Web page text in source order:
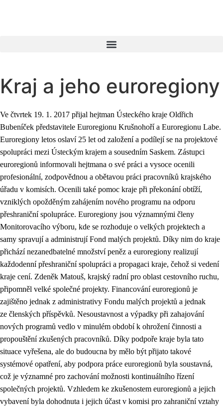
Kraj a jeho euroregiony
Ve čtvrtek 19. 1. 2017 přijal hejtman Ústeckého kraje Oldřich
Bubeníček představitele Euroregionu Krušnohoří a Euroregionu Labe.
Euroregiony letos oslaví 25 let od založení a podílejí se na projektové
spolupráci mezi Ústeckým krajem a sousedním Saskem. Zástupci
euroregionů informovali hejtmana o své práci a vysoce ocenili
profesionální, zodpovědnou a obětavou práci pracovníků krajského
úřadu v komisích. Ocenili také pomoc kraje při překonání obtíží,
vzniklých opožděným zahájením nového programu na odporu
přeshraniční spolupráce. Euroregiony jsou významnými členy
Monitorovacího výboru, kde se rozhoduje o velkých projektech a
samy spravují a administrují Fond malých projektů. Díky nim do kraje
přichází nezanedbatelné množství peněz a euroregiony realizují
každodenní přeshraniční spolupráci a propagaci kraje, čehož si vedení
kraje cení. Zdeněk Matouš, krajský radní pro oblast cestovního ruchu,
připomněl velké společné projekty. Financování euroregionů je
zajištěno jednak z administrativy Fondu malých projektů a jednak
ze členských příspěvků. Nesoustavnost a výpadky při zahajování
nových programů vedlo v minulém období k ohrožení činnosti a
propouštění zkušených pracovníků. Díky podpoře kraje byla tato
situace vyřešena, ale do budoucna by mělo být přijato takové
systémové opatření, aby podpora práce euroregionů byla soustavná,
což je významné pro zachování možnosti kontinuálního řízení
společných projektů. Vzhledem ke zkušenostem euroregionů a jejich
vybavení byla dohodnuta i jejich účast v komisi pro zahraniční vztahy